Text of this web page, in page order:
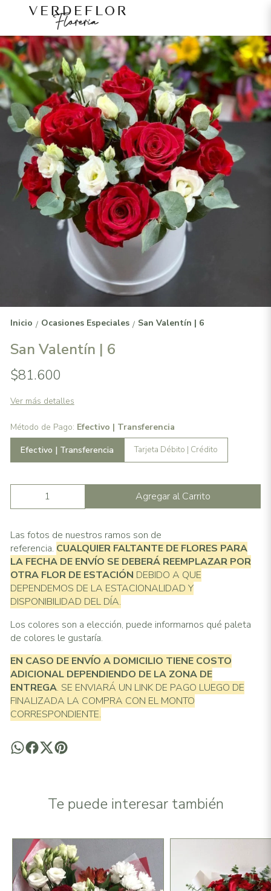
Inicio / Ocasiones Especiales / San Valentín | 6
San Valentín | 6
$81.600
Ver más detalles
Método de Pago: Efectivo | Transferencia
Efectivo | Transferencia
Tarjeta Débito | Crédito
Agregar al Carrito
Las fotos de nuestros ramos son de
referencia. CUALQUIER FALTANTE DE FLORES PARA
LA FECHA DE ENVÍO SE DEBERÁ REEMPLAZAR POR
OTRA FLOR DE ESTACIÓN DEBIDO A QUE
DEPENDEMOS DE LA ESTACIONALIDAD Y
DISPONIBILIDAD DEL DÍA.
Los colores son a elección, puede informarnos qué paleta
de colores le gustaría.
EN CASO DE ENVÍO A DOMICILIO TIENE COSTO
ADICIONAL DEPENDIENDO DE LA ZONA DE
ENTREGA. SE ENVIARÁ UN LINK DE PAGO LUEGO DE
FINALIZADA LA COMPRA CON EL MONTO
CORRESPONDIENTE.
Te puede interesar también